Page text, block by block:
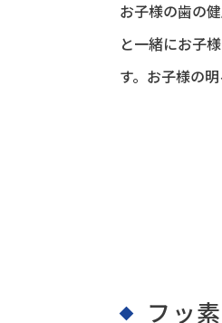
お子様の歯の
と一緒にお子
す。お子様の
フッ